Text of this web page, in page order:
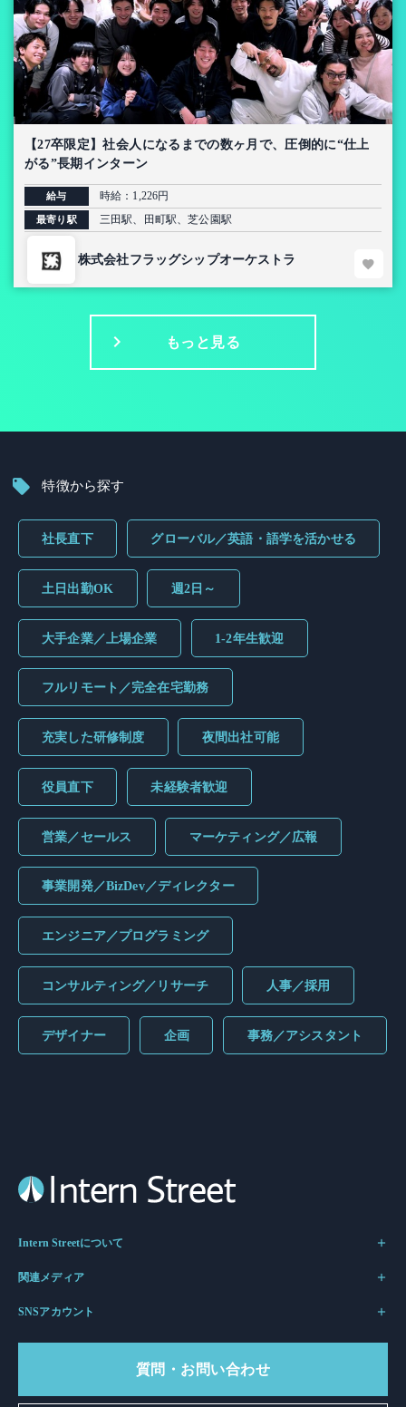
【27卒限定】社会人になるまでの数ヶ月で、圧倒的に“仕上
がる”長期インターン
給与 時給：1,226円
最寄り駅 三田駅、田町駅、芝公園駅
株式会社フラッグシップオーケストラ
もっと見る
特徴から探す
社長直下 グローバル／英語・語学を活かせる
土日出勤OK 週2日～
大手企業／上場企業 1-2年生歓迎
フルリモート／完全在宅勤務
充実した研修制度 夜間出社可能
役員直下 未経験者歓迎
営業／セールス マーケティング／広報
事業開発／BizDev／ディレクター
エンジニア／プログラミング
コンサルティング／リサーチ 人事／採用
デザイナー 企画 事務／アシスタント
Intern Streetについて
関連メディア
SNSアカウント
質問・お問い合わせ